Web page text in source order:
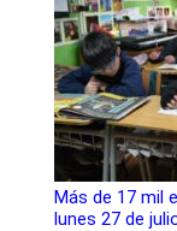
Más de 17 mil
lunes 27 de